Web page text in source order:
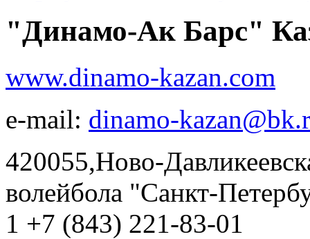
"Динамо-Ак Барс"
www.dinamo-kazan.com
e-mail: dinamo-
420055,Ново-
волейбола "Санкт-
1 +7 (843) 221-83-01